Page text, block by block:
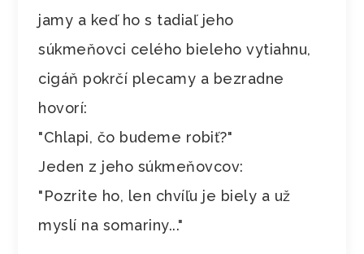
jamy a keď ho s tadiaľ jeho
súkmeňovci celého bieleho vytiahnu,
cigáň pokrčí plecamy a bezradne
hovorí:
"Chlapi, čo budeme robiť?"
Jeden z jeho súkmeňovcov:
"Pozrite ho, len chvíľu je biely a už
myslí na somariny..."